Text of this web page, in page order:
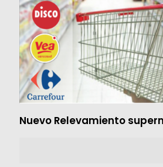
Nuevo Relevamiento